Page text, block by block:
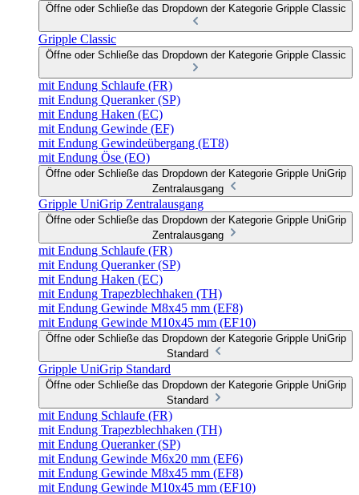
Öffne oder Schließe das Dropdown der Kategorie Gripple Classic
Gripple Classic
Öffne oder Schließe das Dropdown der Kategorie Gripple Classic
mit Endung Schlaufe (FR)
mit Endung Queranker (SP)
mit Endung Haken (EC)
mit Endung Gewinde (EF)
mit Endung Gewindeübergang (ET8)
mit Endung Öse (EO)
Öffne oder Schließe das Dropdown der Kategorie Gripple UniGrip
Zentralausgang
Gripple UniGrip Zentralausgang
Öffne oder Schließe das Dropdown der Kategorie Gripple UniGrip
Zentralausgang
mit Endung Schlaufe (FR)
mit Endung Queranker (SP)
mit Endung Haken (EC)
mit Endung Trapezblechhaken (TH)
mit Endung Gewinde M8x45 mm (EF8)
mit Endung Gewinde M10x45 mm (EF10)
Öffne oder Schließe das Dropdown der Kategorie Gripple UniGrip
Standard
Gripple UniGrip Standard
Öffne oder Schließe das Dropdown der Kategorie Gripple UniGrip
Standard
mit Endung Schlaufe (FR)
mit Endung Trapezblechhaken (TH)
mit Endung Queranker (SP)
mit Endung Gewinde M6x20 mm (EF6)
mit Endung Gewinde M8x45 mm (EF8)
mit Endung Gewinde M10x45 mm (EF10)